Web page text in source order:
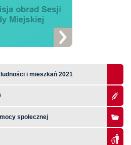
i mieszkań 2021
społecznej